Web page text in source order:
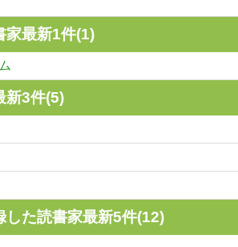
家最新1件(1)
新3件(5)
した読書家最新5件(12)